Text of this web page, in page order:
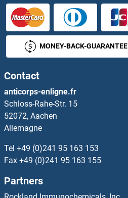
Forkhead Box J1 Anticorps
Forkhead Box J2 Anticorps
Forkhead Box K2 Anticorps
Forkhead Box O1 Anticorps
Forkhead Box O3 Anticorps
Forkhead Box P1 Anticorps
Formin 2 Anticorps
Formin-Like 1 Anticorps
MONEY-BACK-GUARANTEE
Contact
anticorps-enligne.fr
Schloss-Rahe-Str. 15
52072, Aachen
Allemagne
Tel +49 (0)241 95 163 153
Fax +49 (0)241 95 163 155
Partners